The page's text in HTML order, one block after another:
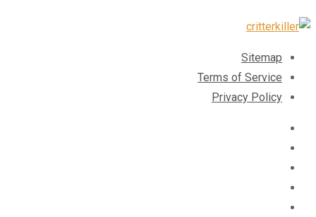
Sitemap
Terms of Service
Privacy Policy